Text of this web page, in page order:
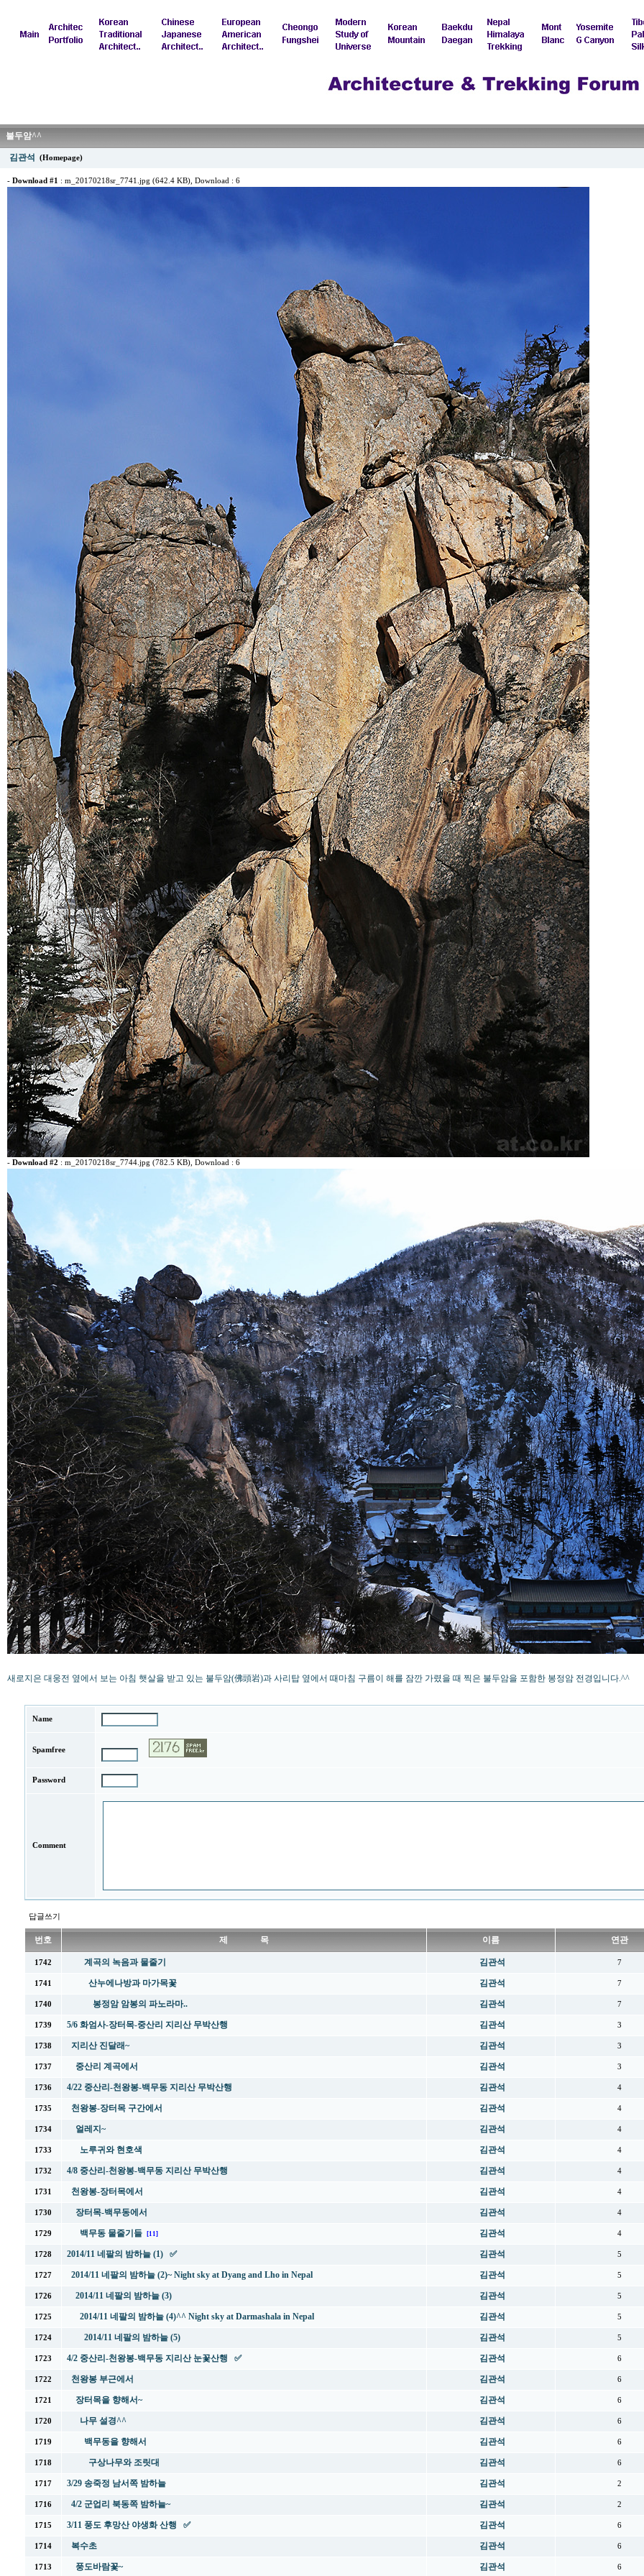
불두암^^
김관석 (Homepage)
- Download #1 : m_20170218sr_7741.jpg (642.4 KB) , Download : 6
- Download #2 : m_20170218sr_7744.jpg (782.5 KB) , Download : 6
새로지은 대웅전 옆에서 보는 아침 햇살을 받고 있는 불두암(佛頭岩)과 사리탑 옆에서 때마침 구름이 해를 잠깐 가렸을 때 찍은 불두암을 포함한 봉정암 전경입니다.^^
Name
Spamfree
Password
Comment
답글쓰기
번호 제 목 이름 연관
1742 계곡의 녹음과 물줄기 김관석 7
1741 산누에나방과 마가목꽃 김관석 7
1740 봉정암 암봉의 파노라마.. 김관석 7
1739 5/6 화엄사-장터목-중산리 지리산 무박산행 김관석 3
1738 지리산 진달래~ 김관석 3
1737 중산리 계곡에서 김관석 3
1736 4/22 중산리-천왕봉-백무동 지리산 무박산행 김관석 4
1735 천왕봉-장터목 구간에서 김관석 4
1734 얼레지~ 김관석 4
1733 노루귀와 현호색 김관석 4
1732 4/8 중산리-천왕봉-백무동 지리산 무박산행 김관석 4
1731 천왕봉-장터목에서 김관석 4
1730 장터목-백무동에서 김관석 4
1729 백무동 물줄기들 [11] 김관석 4
1728 2014/11 네팔의 밤하늘 (1) ✅ 김관석 5
1727 2014/11 네팔의 밤하늘 (2)~ Night sky at Dyang and Lho in Nepal 김관석 5
1726 2014/11 네팔의 밤하늘 (3) 김관석 5
1725 2014/11 네팔의 밤하늘 (4)^^ Night sky at Darmashala in Nepal 김관석 5
1724 2014/11 네팔의 밤하늘 (5) 김관석 5
1723 4/2 중산리-천왕봉-백무동 지리산 눈꽃산행 ✅ 김관석 6
1722 천왕봉 부근에서 김관석 6
1721 장터목을 향해서~ 김관석 6
1720 나무 설경^^ 김관석 6
1719 백무동을 향해서 김관석 6
1718 구상나무와 조릿대 김관석 6
1717 3/29 송죽정 남서쪽 밤하늘 김관석 2
1716 4/2 군업리 북동쪽 밤하늘~ 김관석 2
1715 3/11 풍도 후망산 야생화 산행 ✅ 김관석 6
1714 복수초 김관석 6
1713 풍도바람꽃~ 김관석 6